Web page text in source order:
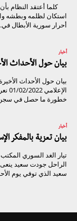
كلما أعتقد النظام
استكان لظلمه وبطشه
أحرار سورية الأبطال
أخبار
بيان حول الأحداث
بيان حول الأحداث
خطورة ما حصل في سجن
أخبار
بيان تعزية بالمفكر
الراحل جودت سعيد
سعيد الذي توفي يوم الأحد